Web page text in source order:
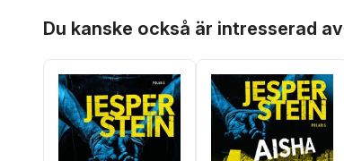
Du kanske också är intresserad av